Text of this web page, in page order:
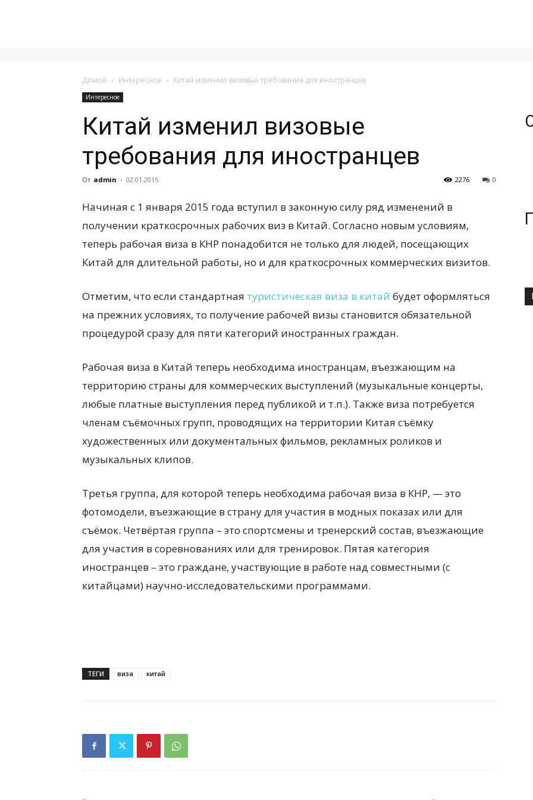
Домой Интересное Китай изменил визовые требования для иностранцев
Интересное
Китай изменил визовые
требования для иностранцев
От admin - 02.01.2015 0
2276
Начиная с 1 января 2015 года вступил в законную силу ряд изменений в
получении краткосрочных рабочих виз в Китай. Согласно новым условиям,
теперь рабочая виза в КНР понадобится не только для людей, посещающих
Китай для длительной работы, но и для краткосрочных коммерческих визитов.
Отметим, что если стандартная туристическая виза в китай будет оформляться
на прежних условиях, то получение рабочей визы становится обязательной
процедурой сразу для пяти категорий иностранных граждан.
Рабочая виза в Китай теперь необходима иностранцам, въезжающим на
территорию страны для коммерческих выступлений (музыкальные концерты,
любые платные выступления перед публикой и т.п.). Также виза потребуется
членам съёмочных групп, проводящих на территории Китая съёмку
художественных или документальных фильмов, рекламных роликов и
музыкальных клипов.
Третья группа, для которой теперь необходима рабочая виза в КНР, — это
фотомодели, въезжающие в страну для участия в модных показах или для
съёмок. Четвёртая группа – это спортсмены и тренерский состав, въезжающие
для участия в соревнованиях или для тренировок. Пятая категория
иностранцев – это граждане, участвующие в работе над совместными (с
китайцами) научно-исследовательскими программами.
ТЕГИ виза китай